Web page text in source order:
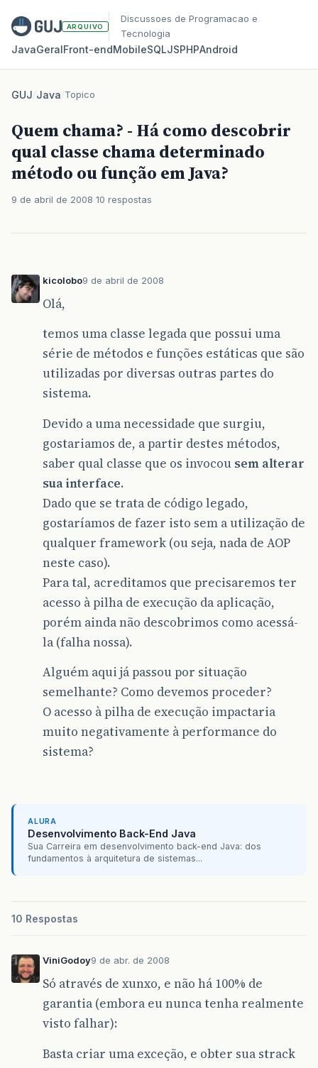
ARQUIVO
Discussoes de Programacao e
Tecnologia
JavaGeralFront‑endMobileSQLJSPHPAndroid
GUJ/Java/Topico
Quem chama? - Há como descobrir
qual classe chama determinado
método ou função em Java?
9 de abril de 2008 10 respostas
kicolobo9 de abril de 2008
Olá,
temos uma classe legada que possui uma
série de métodos e funções estáticas que são
utilizadas por diversas outras partes do
sistema.
Devido a uma necessidade que surgiu,
gostariamos de, a partir destes métodos,
saber qual classe que os invocou sem alterar
sua interface.
Dado que se trata de código legado,
gostaríamos de fazer isto sem a utilização de
qualquer framework (ou seja, nada de AOP
neste caso).
Para tal, acreditamos que precisaremos ter
acesso à pilha de execução da aplicação,
porém ainda não descobrimos como acessá-
la (falha nossa).
Alguém aqui já passou por situação
semelhante? Como devemos proceder?
O acesso à pilha de execução impactaria
muito negativamente à performance do
sistema?
ALURA
Desenvolvimento Back-End Java
Sua Carreira em desenvolvimento back-end Java: dos
fundamentos à arquitetura de sistemas...
10 Respostas
ViniGodoy9 de abr. de 2008
Só através de xunxo, e não há 100% de
garantia (embora eu nunca tenha realmente
visto falhar):
Basta criar uma exceção, e obter sua strack